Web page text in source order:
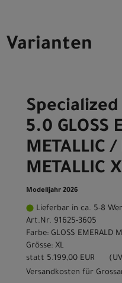
Varianten
5.0 GLOSS
METALLIC
METALLIC
Modelljahr 2026
Lieferbar in ca. 5-8
Art.Nr. 91625-3605
Farbe: GLOSS EMERALD
Grösse: XL
statt 5.199,00 EUR (
Versandkosten für